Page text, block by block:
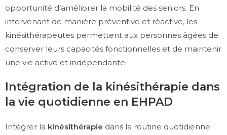
opportunité d’améliorer la mobilité des seniors. En
intervenant de manière préventive et réactive, les
kinésithérapeutes permettent aux personnes âgées de
conserver leurs capacités fonctionnelles et de maintenir
une vie active et indépendante.
Intégration de la kinésithérapie dans
la vie quotidienne en EHPAD
Intégrer la kinésithérapie dans la routine quotidienne